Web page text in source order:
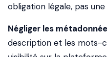
obligation légale, pas
Négliger les
description et les mots-